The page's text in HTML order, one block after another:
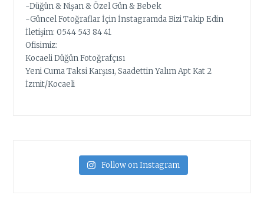
-Düğün & Nişan & Özel Gün & Bebek
-Güncel Fotoğraflar İçin İnstagramda Bizi Takip Edin
İletişim: 0544 543 84 41
Ofisimiz:
Kocaeli Düğün Fotoğrafçısı
Yeni Cuma Taksi Karşısı, Saadettin Yalım Apt Kat 2
İzmit/Kocaeli
Follow on Instagram